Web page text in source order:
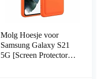
Molg Hoesje voor
Samsung Galaxy S21
5G [Screen Protector]